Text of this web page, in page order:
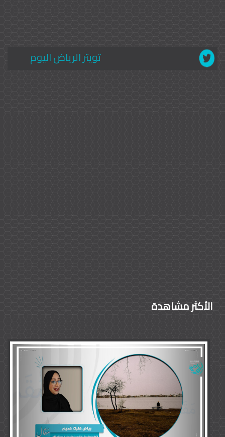
تويتر الرياض اليوم
الأكثر مشاهدة